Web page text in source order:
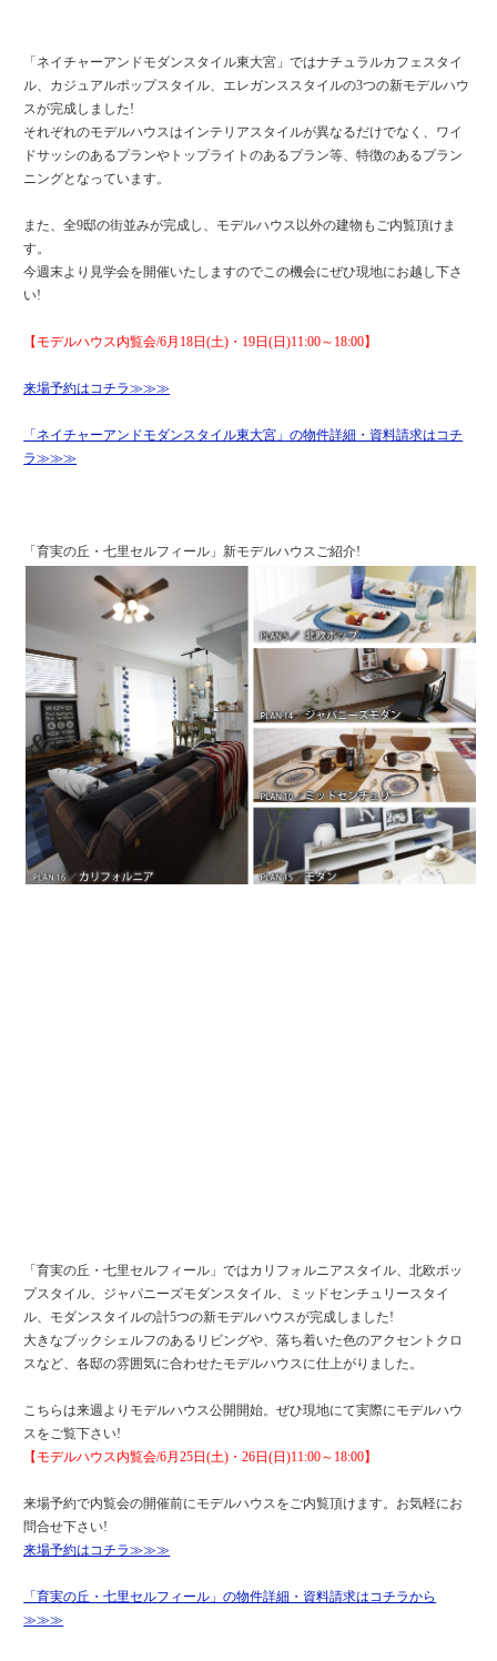
「ネイチャーアンドモダンスタイル東大宮」ではナチュラルカフェスタイ
ル、カジュアルポップスタイル、エレガンススタイルの3つの新モデルハウ
スが完成しました!
それぞれのモデルハウスはインテリアスタイルが異なるだけでなく、ワイ
ドサッシのあるプランやトップライトのあるプラン等、特徴のあるプラン
ニングとなっています。
また、全9邸の街並みが完成し、モデルハウス以外の建物もご内覧頂けま
す。
今週末より見学会を開催いたしますのでこの機会にぜひ現地にお越し下さ
い!
【モデルハウス内覧会/6月18日(土)・19日(日)11:00～18:00】
来場予約はコチラ≫≫≫
「ネイチャーアンドモダンスタイル東大宮」の物件詳細・資料請求はコチ
ラ≫≫≫
「育実の丘・七里セルフィール」新モデルハウスご紹介!
「育実の丘・七里セルフィール」ではカリフォルニアスタイル、北欧ポッ
プスタイル、ジャパニーズモダンスタイル、ミッドセンチュリースタイ
ル、モダンスタイルの計5つの新モデルハウスが完成しました!
大きなブックシェルフのあるリビングや、落ち着いた色のアクセントクロ
スなど、各邸の雰囲気に合わせたモデルハウスに仕上がりました。
こちらは来週よりモデルハウス公開開始。ぜひ現地にて実際にモデルハウ
スをご覧下さい!
【モデルハウス内覧会/6月25日(土)・26日(日)11:00～18:00】
来場予約で内覧会の開催前にモデルハウスをご内覧頂けます。お気軽にお
問合せ下さい!
来場予約はコチラ≫≫≫
「育実の丘・七里セルフィール」の物件詳細・資料請求はコチラから
≫≫≫